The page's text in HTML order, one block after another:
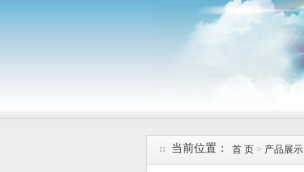
当前位置： 首 页 > 产品展示